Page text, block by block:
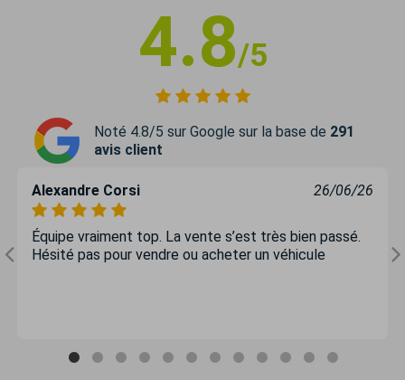
4.8/5
Noté 4.8/5 sur Google sur la base de 291
avis client
Alexandre Corsi 26/06/26
Équipe vraiment top. La vente s’est très bien passé.
Hésité pas pour vendre ou acheter un véhicule